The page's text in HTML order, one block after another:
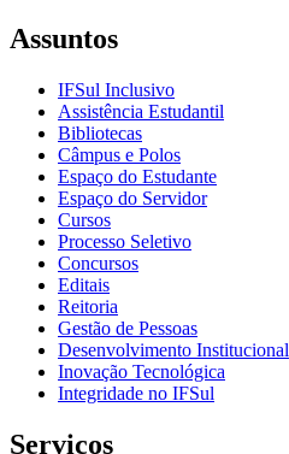
Assuntos
IFSul Inclusivo
Assistência Estudantil
Bibliotecas
Câmpus e Polos
Espaço do Estudante
Espaço do Servidor
Cursos
Processo Seletivo
Concursos
Editais
Reitoria
Gestão de Pessoas
Desenvolvimento Institucional
Inovação Tecnológica
Integridade no IFSul
Serviços